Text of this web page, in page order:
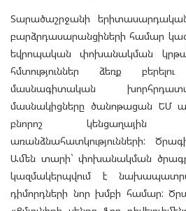
Տարածաշրջանի
բարձրդասարանցիների համար
եվրոպական փոխանակման
հմտություններ ձեռք
մասնագիտական
մասնակիցները ծանոթացան ԵՄ
բնորոշ կենցաղային
առանձնահատկությունների:
Ամեն տարի` փոխանակման
կազմակերպվում է
դիմորդների նոր խմբի համար: